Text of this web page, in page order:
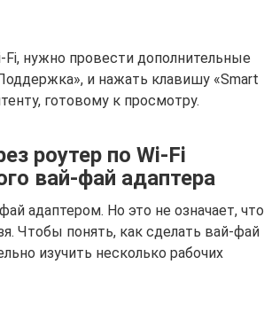
Fi, нужно провести дополнительные
и нажать клавишу «Smart
готовому к просмотру.
роутер по Wi-Fi
вай-фай адаптера
адаптером. Но это не означает, что
Чтобы понять, как сделать вай-фай
изучить несколько рабочих